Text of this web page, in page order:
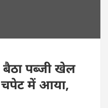
बैठा पब्जी खेल
चपेट में आया,